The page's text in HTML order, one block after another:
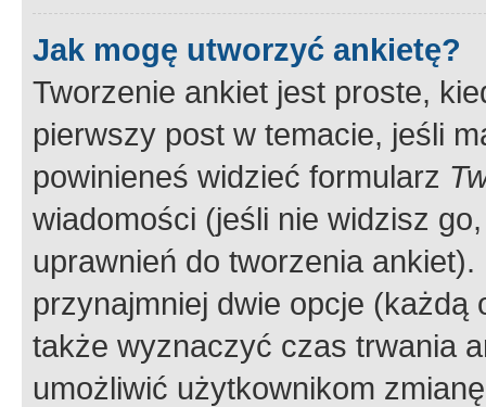
Jak mogę utworzyć ankietę?
Tworzenie ankiet jest proste,
pierwszy post w temacie, jeśli
powinieneś widzieć formularz
wiadomości (jeśli nie widzisz
uprawnień do tworzenia
przynajmniej dwie opcje
także wyznaczyć czas trwania
umożliwić użytkownikom